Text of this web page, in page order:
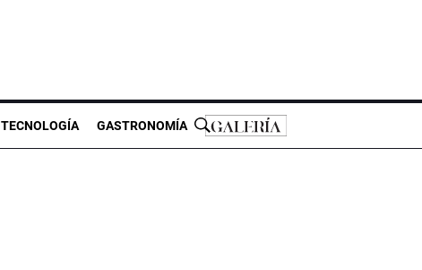
TECNOLOGÍA GASTRONOMÍA